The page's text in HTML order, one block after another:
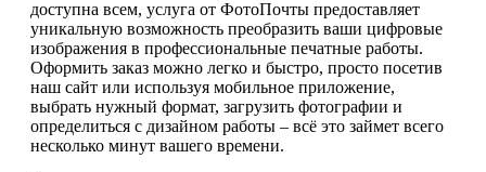
доступна всем, услуга от ФотоПочты предоставляет
уникальную возможность преобразить ваши цифровые
изображения в профессиональные печатные работы.
Оформить заказ можно легко и быстро, просто посетив
наш сайт или используя мобильное приложение,
выбрать нужный формат, загрузить фотографии и
определиться с дизайном работы – всё это займет всего
несколько минут вашего времени.